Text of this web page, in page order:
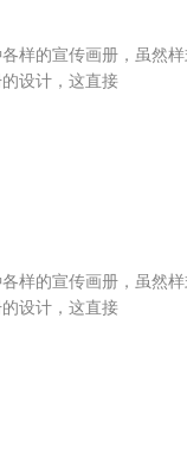
的宣传画册，虽然样
设计，这直接
的宣传画册，虽然样
设计，这直接